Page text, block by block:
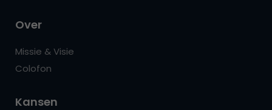
Over
Missie & Visie
Colofon
Kansen